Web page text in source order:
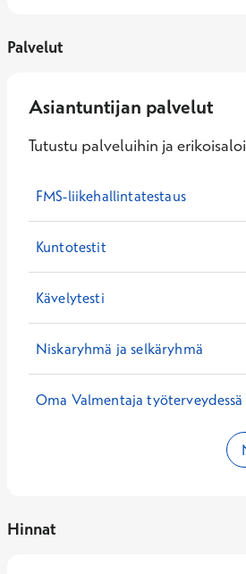
Palvelut
Asiantuntijan palvelut
Tutustu palveluihin ja
FMS-liikehallintatestaus
Kuntotestit
Kävelytesti
Niskaryhmä ja selkäryhmä
Oma Valmentaja työterveydessä
Hinnat